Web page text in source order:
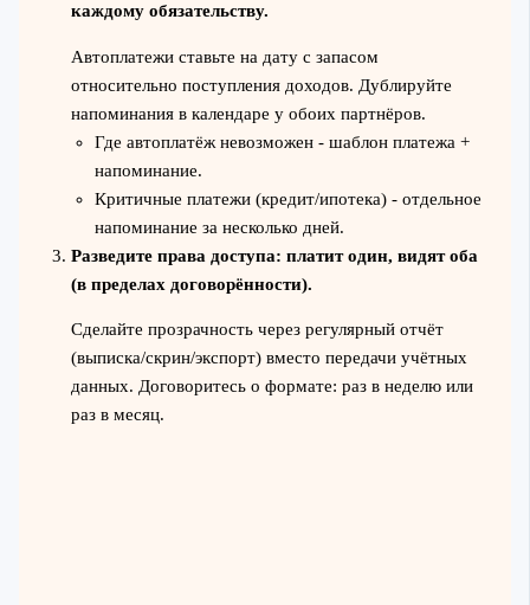
каждому обязательству.
Автоплатежи ставьте на дату с запасом
относительно поступления доходов. Дублируйте
напоминания в календаре у обоих партнёров.
Где автоплатёж невозможен - шаблон платежа +
напоминание.
Критичные платежи (кредит/ипотека) - отдельное
напоминание за несколько дней.
Разведите права доступа: платит один, видят оба
(в пределах договорённости).
Сделайте прозрачность через регулярный отчёт
(выписка/скрин/экспорт) вместо передачи учётных
данных. Договоритесь о формате: раз в неделю или
раз в месяц.